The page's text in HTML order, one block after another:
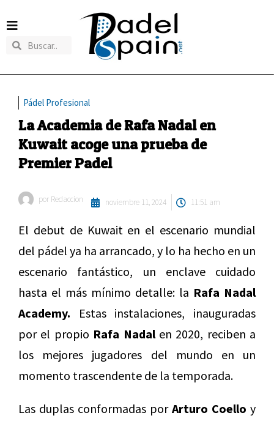
Pádel Profesional
La Academia de Rafa Nadal en
Kuwait acoge una prueba de
Premier Padel
por Redaccion noviembre 11, 2024 11:51 am
El debut de Kuwait en el escenario mundial
del pádel ya ha arrancado, y lo ha hecho en un
escenario fantástico, un enclave cuidado
hasta el más mínimo detalle: la Rafa Nadal
Academy. Estas instalaciones, inauguradas
por el propio Rafa Nadalen 2020, reciben a
los mejores jugadores del mundo en un
momento trascendente de la temporada.
Las duplas conformadas por Arturo Coello y